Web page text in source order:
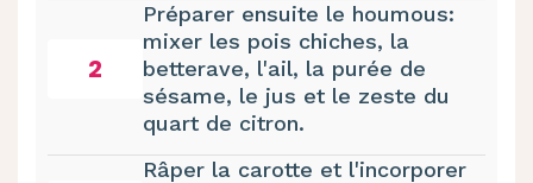
2
Préparer ensuite le houmous:
mixer les pois chiches, la
betterave, l'ail, la purée de
sésame, le jus et le zeste du
quart de citron.
Râper la carotte et l'incorporer